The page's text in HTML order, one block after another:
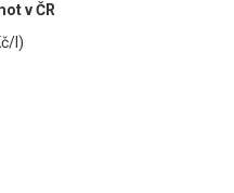
v ČR
l)